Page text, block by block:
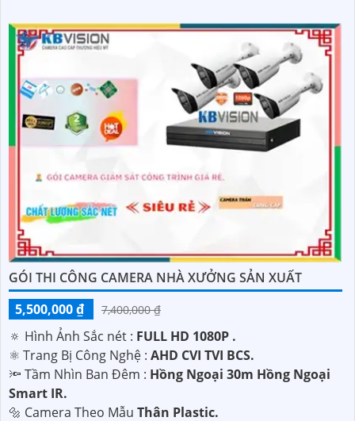
GÓI THI CÔNG CAMERA NHÀ XƯỞNG SẢN XUẤT
5,500,000 ₫
7,400,000 ₫
🔅 Hình Ảnh Sắc nét : FULL HD 1080P .
⚛️ Trang Bị Công Nghệ : AHD CVI TVI BCS.
🔦 Tầm Nhìn Ban Đêm : Hồng Ngoại 30m Hồng Ngoại
Smart IR.
🔩 Camera Theo Mẫu Thân Plastic.